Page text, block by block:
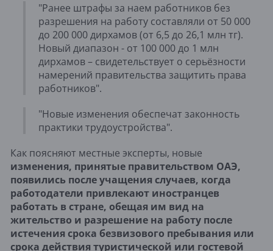
"Ранее штрафы за наем работников без
разрешения на работу составляли от 50 000
до 200 000 дирхамов (от 6,5 до 26,1 млн тг).
Новый диапазон - от 100 000 до 1 млн
дирхамов – свидетельствует о серьёзности
намерений правительства защитить права
работников".
"Новые изменения обеспечат законность
практики трудоустройства".
Как поясняют местные эксперты, новые
изменения, принятые правительством ОАЭ,
появились после учащения случаев, когда
работодатели привлекают иностранцев
работать в стране, обещая им вид на
жительство и разрешение на работу после
истечения срока безвизового пребывания или
срока действия туристической или гостевой